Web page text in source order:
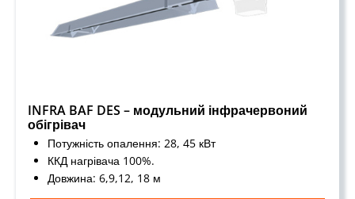
INFRA BAF DES – модульний інфрачервоний
обігрівач
Потужність опалення: 28, 45 кВт
ККД нагрівача 100%.
Довжина: 6,9,12, 18 м